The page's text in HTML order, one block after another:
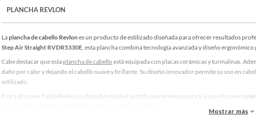
PLANCHA REVLON
Laplancha de cabello Revlones un producto de estilizado diseñada para ofrecer resultados
Step Air Straight RVDR5330E, esta plancha combina tecnología avanzada y diseño
Cabe destacar que esta plancha de cabello está equipada con placas cerámicas y turmalinas.
daño por calor y dejando el cabello suave y brillante. Su diseño innovador permite su uso en
estilizado.
Entra ahora en Falabella Perú y descubre todo el surtido que tenemos para ti, ya que la nueva
Mostrar más